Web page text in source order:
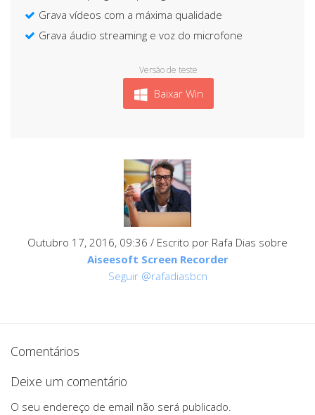
Grava vídeos com a máxima qualidade
Grava áudio streaming e voz do microfone
Versão de teste
Baixar Win
Outubro 17, 2016, 09:36 / Escrito por Rafa Dias sobre
Aiseesoft Screen Recorder
Seguir @rafadiasbcn
Comentários
Deixe um comentário
O seu endereço de email não será publicado.